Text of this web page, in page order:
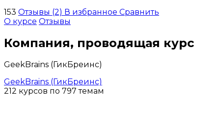
153 Отзывы (2) В избранное Сравнить
О курсе Отзывы
Компания, проводящая курс
GeekBrains (ГикБреинс)
GeekBrains (ГикБреинс)
212 курсов по 797 темам